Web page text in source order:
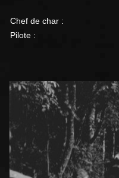
Chef de char :
Pilote :